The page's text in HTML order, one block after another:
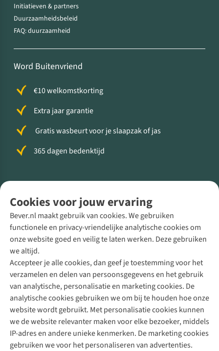
Cookies voor jouw ervaring
Bever.nl maakt gebruik van cookies. We gebruiken
functionele en privacy-vriendelijke analytische cookies om
onze website goed en veilig te laten werken. Deze gebruiken
we altijd.
Accepteer je alle cookies, dan geef je toestemming voor het
verzamelen en delen van persoonsgegevens en het gebruik
van analytische, personalisatie en marketing cookies. De
analytische cookies gebruiken we om bij te houden hoe onze
website wordt gebruikt. Met personalisatie cookies kunnen
we de website relevanter maken voor elke bezoeker, middels
IP-adres en andere unieke kenmerken. De marketing cookies
gebruiken we voor het personaliseren van advertenties.
Initiatieven & partners
Duurzaamheidsbeleid
FAQ: duurzaamheid
Word Buitenvriend
€10 welkomstkorting
Extra jaar garantie
Gratis wasbeurt voor je slaapzak of jas
365 dagen bedenktijd
Direct advies van een Buitenexpert
+31 (0)85 888 50 88
+31 6 12 28 49 80
Contactformulier